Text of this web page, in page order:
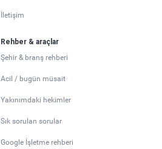
İletişim
Rehber & araçlar
Şehir & branş rehberi
Acil / bugün müsait
Yakınımdaki hekimler
Sık sorulan sorular
Google İşletme rehberi